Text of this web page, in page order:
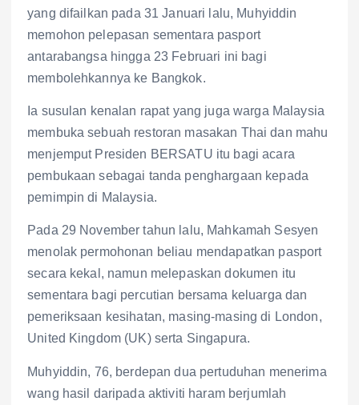
yang difailkan pada 31 Januari lalu, Muhyiddin
memohon pelepasan sementara pasport
antarabangsa hingga 23 Februari ini bagi
membolehkannya ke Bangkok.
Ia susulan kenalan rapat yang juga warga Malaysia
membuka sebuah restoran masakan Thai dan mahu
menjemput Presiden BERSATU itu bagi acara
pembukaan sebagai tanda penghargaan kepada
pemimpin di Malaysia.
Pada 29 November tahun lalu, Mahkamah Sesyen
menolak permohonan beliau mendapatkan pasport
secara kekal, namun melepaskan dokumen itu
sementara bagi percutian bersama keluarga dan
pemeriksaan kesihatan, masing-masing di London,
United Kingdom (UK) serta Singapura.
Muhyiddin, 76, berdepan dua pertuduhan menerima
wang hasil daripada aktiviti haram berjumlah